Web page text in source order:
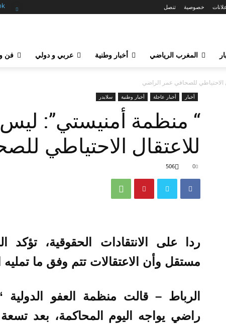
تنصل خصوصية
المغرب الرياضي أخبار وطنية عربي و دولي فن
الاحتياطي للصحافي عمر الراضي
أخبار أخبار عاجلة أخبار وطنية سلايدر
“ منظمة أمنيستي”: ليس
للاعتقال الاحتياطي
0
506
ردا على الانتقادات الحقوقية، تؤكد
مستقل وأن الاعتقالات تتم وفق ما تمليه
الرباط – قالت منظمة العفو
راضي يواجه اليوم المحاكمة، بعد